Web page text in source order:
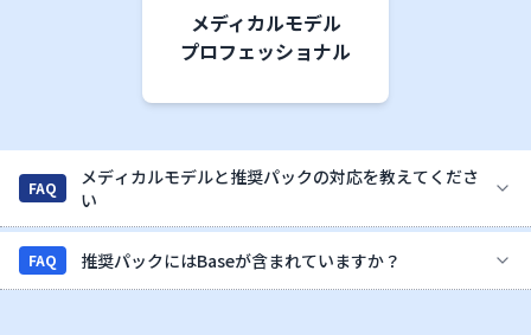
メディカルモデル
プロフェッショナル
FAQ
メディカルモデルと推奨パックの対応を教えてくださ
い
FAQ 推奨パックにはBaseが含まれていますか？